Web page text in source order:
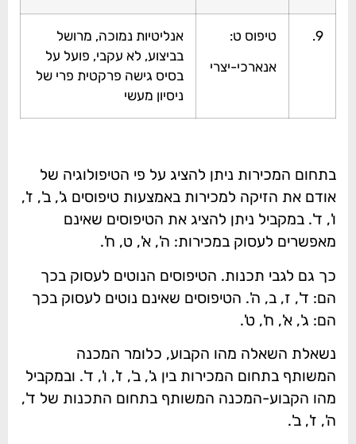
טיפוס ט:
אנארכי-יצרי
אנליטיות נמוכה, מרושל
בביצוע, לא עקבי, פועל על
בסיס גישה פרקטית פרי של
ניסיון מעשי
בתחום המכירות ניתן להציג על פי הטיפולוגיה של
אודם את הזיקה למכירות באמצעות טיפוסים ג', ב', ז',
ו', ד'. במקביל ניתן להציג את הטיפוסים שאינם
מאפשרים לעסוק במכירות: ה', א', ט, ח'.
כך גם לגבי תכנות. הטיפוסים הנוטים לעסוק בכך
הם: ד', ז, ב, ה'. הטיפוסים שאינם נוטים לעסוק בכך
הם: ג', א', ח', ט'.
נשאלת השאלה מהו הקבוע, כלומר המכנה
המשותף בתחום המכירות בין ג', ב', ז', ו', ד'. ובמקביל
מהו הקבוע-המכנה המשותף בתחום התכנות של ד',
ה', ז', ב'.